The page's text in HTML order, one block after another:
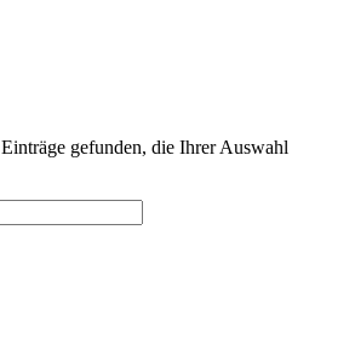
Einträge gefunden, die Ihrer Auswahl